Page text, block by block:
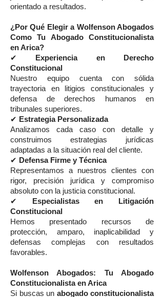
orientado a resultados.
¿Por Qué Elegir a Wolfenson Abogados
Como Tu Abogado Constitucionalista
en Arica?
✔
Experiencia en Derecho
Constitucional
Nuestro equipo cuenta con sólida
trayectoria en litigios constitucionales y
defensa de derechos humanos en
tribunales superiores.
✔ Estrategia Personalizada
Analizamos cada caso con detalle y
construimos estrategias jurídicas
adaptadas a la situación real del cliente.
✔ Defensa Firme y Técnica
Representamos a nuestros clientes con
rigor, precisión jurídica y compromiso
absoluto con la justicia constitucional.
✔
Especialistas en Litigación
Constitucional
Hemos presentado recursos de
protección, amparo, inaplicabilidad y
defensas complejas con resultados
favorables.
Wolfenson Abogados: Tu Abogado
Constitucionalista en Arica
Si buscas un abogado constitucionalista